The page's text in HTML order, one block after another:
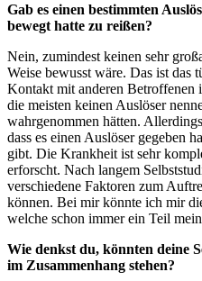
Gab es einen bestimmten
bewegt hatte zu reißen?
Nein, zumindest keinen sehr
Weise bewusst wäre. Das ist das
Kontakt mit anderen Betroffenen
die meisten keinen Auslöser
wahrgenommen hätten.
dass es einen Auslöser gegeben
gibt. Die Krankheit ist sehr
erforscht. Nach langem
verschiedene Faktoren zum
können. Bei mir könnte ich mir
welche schon immer ein Teil
Wie denkst du, könnten deine
im Zusammenhang stehen?